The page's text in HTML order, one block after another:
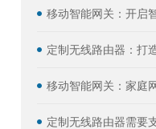
移动智能网关：开启
定制无线路由器：打
移动智能网关：家庭
定制无线路由器需要